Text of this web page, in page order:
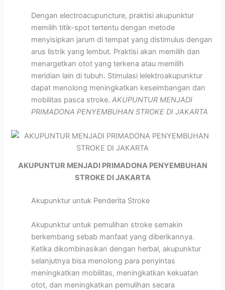
Dengan electroacupuncture, praktisi akupunktur
memilih titik-spot tertentu dengan metode
menyisipkan jarum di tempat yang distimulus dengan
arus listrik yang lembut. Praktisi akan memilih dan
menargetkan otot yang terkena atau memilih
meridian lain di tubuh. Stimulasi lelektroakupunktur
dapat menolong meningkatkan keseimbangan dan
mobilitas pasca stroke.AKUPUNTUR MENJADI
PRIMADONA PENYEMBUHAN STROKE DI JAKARTA
AKUPUNTUR MENJADI PRIMADONA PENYEMBUHAN
STROKE DI JAKARTA
Akupunktur untuk Penderita Stroke
Akupunktur untuk pemulihan stroke semakin
berkembang sebab manfaat yang diberikannya.
Ketika dikombinasikan dengan herbal, akupunktur
selanjutnya bisa menolong para penyintas
meningkatkan mobilitas, meningkatkan kekuatan
otot, dan meningkatkan pemulihan secara